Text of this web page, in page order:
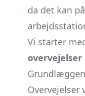
da det kan
Vi starter
overvejelser
Overvejelser